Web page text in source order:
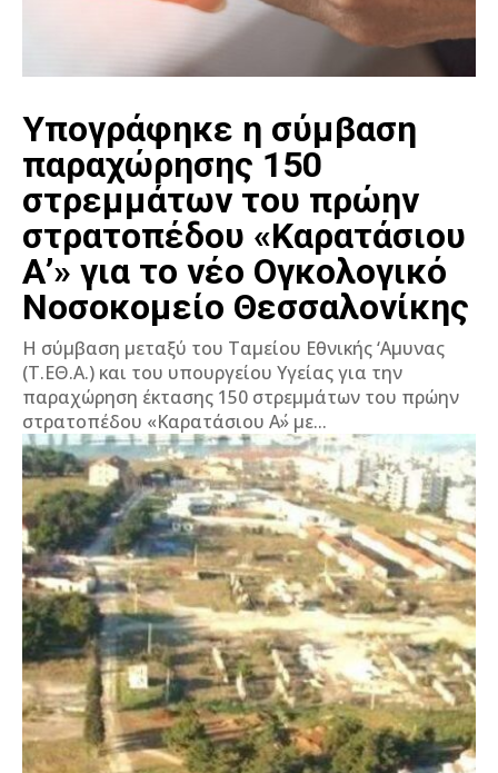
Υπογράφηκε η σύμβαση
παραχώρησης 150
στρεμμάτων του πρώην
στρατοπέδου «Καρατάσιου
Α’» για το νέο Ογκολογικό
Νοσοκομείο Θεσσαλονίκης
Η σύμβαση μεταξύ του Ταμείου Εθνικής ‘Αμυνας
(Τ.ΕΘ.Α.) και του υπουργείου Υγείας για την
παραχώρηση έκτασης 150 στρεμμάτων του πρώην
στρατοπέδου «Καρατάσιου Α΄» με...